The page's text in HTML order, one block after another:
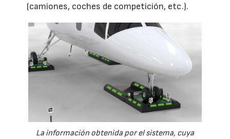
(camiones, coches de competición, etc.).
La información obtenida por el sistema, cuya